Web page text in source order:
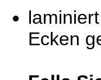
Ecken